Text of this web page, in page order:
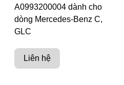
A0993200004 dành cho
dòng Mercedes-Benz C,
GLC
Liên hệ